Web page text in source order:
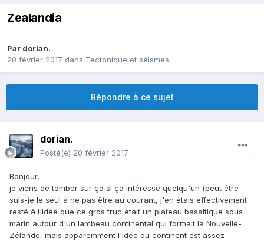
Zealandia
Par dorian.
20 février 2017 dans Tectonique et séismes
Répondre à ce sujet
dorian.
Posté(e) 20 février 2017
Bonjour,
je viens de tomber sur ça si ça intéresse quelqu'un (peut être
suis-je le seul à ne pas être au courant, j'en étais effectivement
resté à l'idée que ce gros truc était un plateau basaltique sous
marin autour d'un lambeau continental qui formait la Nouvelle-
Zélande, mais apparemment l'idée du continent est assez